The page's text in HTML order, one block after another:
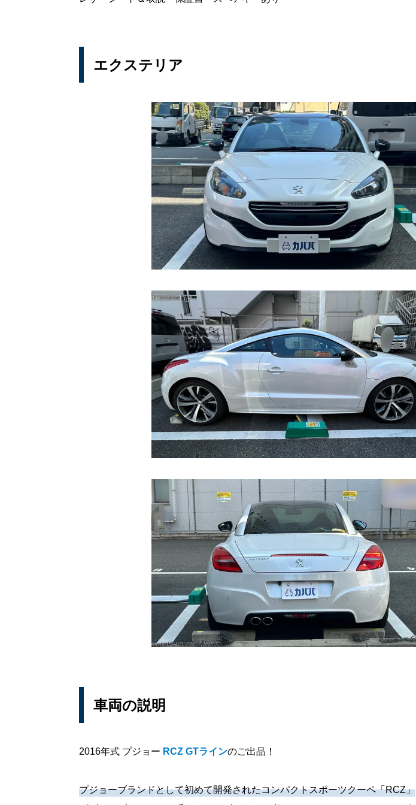
エクステリア
車両の説明
2016年式 プジョー RCZ GTラインのご出品！
プジョーブランドとして初めて開発されたコンパクトスポーツクーペ「RCZ」